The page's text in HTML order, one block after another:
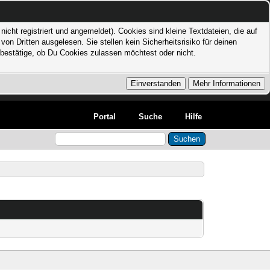
registriert und angemeldet). Cookies sind kleine Textdateien, die auf
Dritten ausgelesen. Sie stellen kein Sicherheitsrisiko für deinen
ob Du Cookies zulassen möchtest oder nicht.
Portal Suche Hilfe